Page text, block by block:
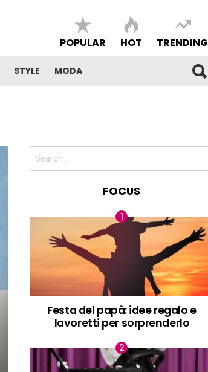
POPULAR HOT TRENDING
STYLE MODA
Search
FOCUS
Festa del papà: idee regalo e
lavoretti per sorprenderlo